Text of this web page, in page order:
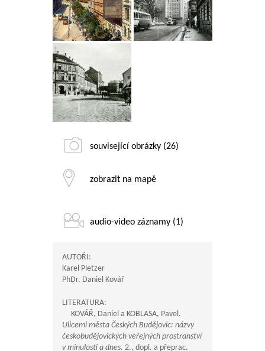
související obrázky (26)
zobrazit na mapě
audio-video záznamy (1)
AUTOŘI:
Karel Pletzer
PhDr. Daniel Kovář
LITERATURA:
KOVÁŘ, Daniel a KOBLASA, Pavel.
Ulicemi města Českých Budějovic: názvy
českobudějovických veřejných prostranství
v minulosti a dnes. 2., dopl. a přeprac.